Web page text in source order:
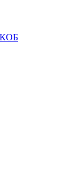
КОБ